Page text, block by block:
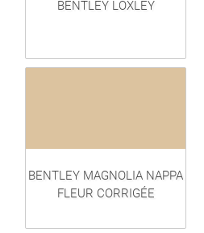
BENTLEY LOXLEY
BENTLEY MAGNOLIA NAPPA
FLEUR CORRIGÉE